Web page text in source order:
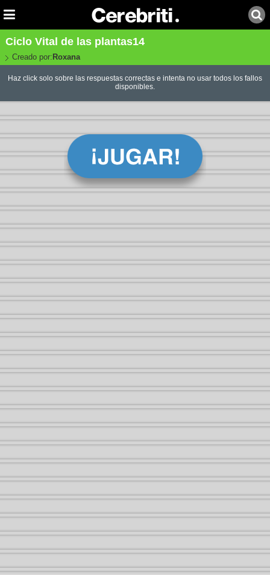
Ciclo Vital de las plantas14
Creado por: Roxana
Haz click solo sobre las respuestas correctas e intenta no usar todos los fallos
disponibles.